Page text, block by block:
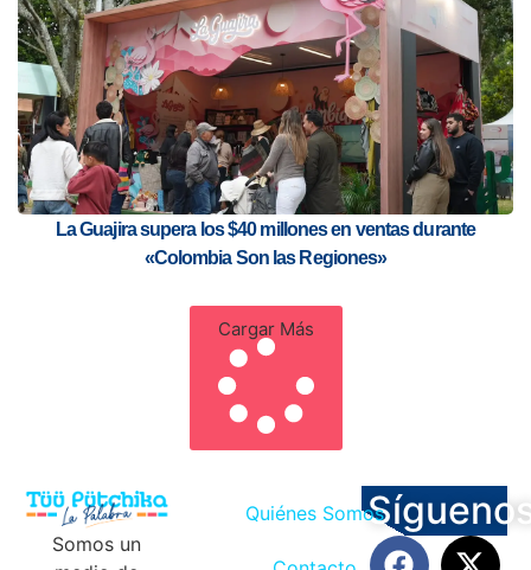
La Guajira supera los $40 millones en ventas durante
«Colombia Son las Regiones»
Cargar Más
Somos un
Quiénes Somos